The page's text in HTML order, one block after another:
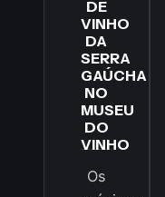
DE
VINHO
DA
SERRA
GAÚCHA
NO
MUSEU
DO
VINHO
Os